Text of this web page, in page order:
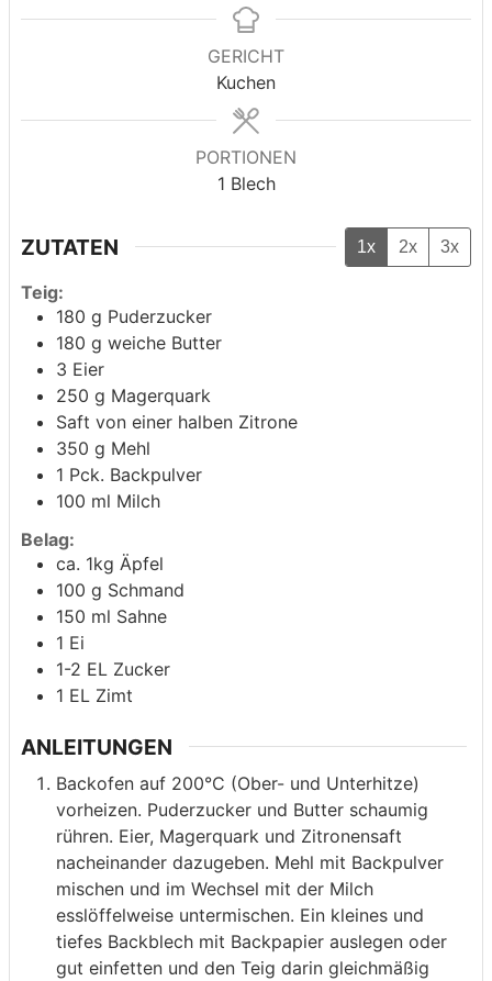
GERICHT
Kuchen
PORTIONEN
1 Blech
ZUTATEN 1x 2x 3x
Teig:
180 g Puderzucker
180 g weiche Butter
3 Eier
250 g Magerquark
Saft von einer halben Zitrone
350 g Mehl
1 Pck. Backpulver
100 ml Milch
Belag:
ca. 1kg Äpfel
100 g Schmand
150 ml Sahne
1 Ei
1-2 EL Zucker
1 EL Zimt
ANLEITUNGEN
Backofen auf 200°C (Ober- und Unterhitze)
vorheizen. Puderzucker und Butter schaumig
rühren. Eier, Magerquark und Zitronensaft
nacheinander dazugeben. Mehl mit Backpulver
mischen und im Wechsel mit der Milch
esslöffelweise untermischen. Ein kleines und
tiefes Backblech mit Backpapier auslegen oder
gut einfetten und den Teig darin gleichmäßig